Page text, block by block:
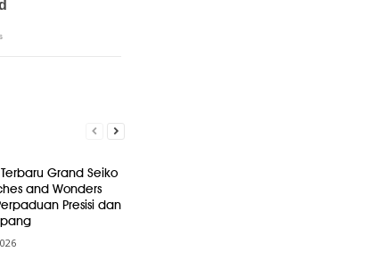
Grand Seiko
and Wonders
Presisi dan